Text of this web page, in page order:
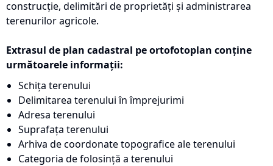
construcție, delimitări de proprietăți și administrarea
terenurilor agricole.
Extrasul de plan cadastral pe ortofotoplan conține
următoarele informații:
Schița terenului
Delimitarea terenului în împrejurimi
Adresa terenului
Suprafața terenului
Arhiva de coordonate topografice ale terenului
Categoria de folosință a terenului